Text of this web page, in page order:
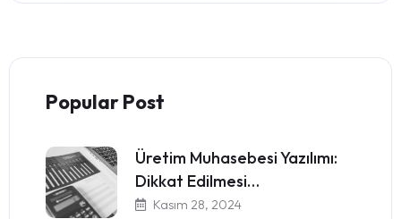
Popular Post
Üretim Muhasebesi Yazılımı:
Dikkat Edilmesi…
Kasım 28, 2024